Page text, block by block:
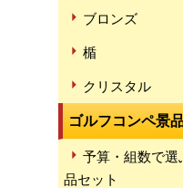
ブロンズ
楯
クリスタル
ゴルフコンペ景
予算・組数で
品セット